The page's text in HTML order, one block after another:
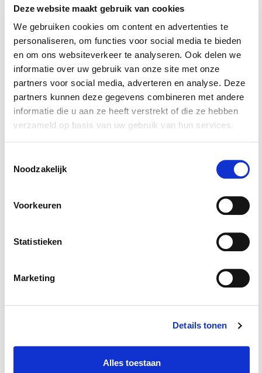
Deze website maakt gebruik van cookies
We gebruiken cookies om content en advertenties te
personaliseren, om functies voor social media te bieden
en om ons websiteverkeer te analyseren. Ook delen we
informatie over uw gebruik van onze site met onze
partners voor social media, adverteren en analyse. Deze
partners kunnen deze gegevens combineren met andere
informatie die u aan ze heeft verstrekt of die ze hebben
verzameld op basis van uw gebruik van hun services.
Noodzakelijk
Voorkeuren
Statistieken
Marketing
Details tonen
Alles toestaan
Gewicht: 58 gram
Incl. BTW excl.
Gewicht: 130 gram
Incl. BTW excl.
Accessoires voor een nog
Ratelsleutel met
Verloop dop 1/4"
Op voorraad